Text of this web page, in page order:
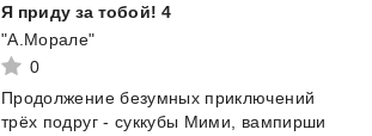
Я приду за тобой! 4
"А.Морале"
0
Продолжение безумных приключений
трёх подруг - суккубы Мими,
вампирши